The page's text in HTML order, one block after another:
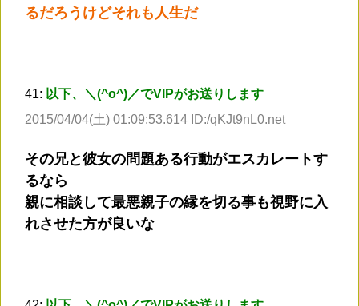
るだろうけどそれも人生だ
41: 以下、＼(^o^)／でVIPがお送りします
2015/04/04(土) 01:09:53.614 ID:/qKJt9nL0.net
その兄と彼女の問題ある行動がエスカレートす
るなら
親に相談して最悪親子の縁を切る事も視野に入
れさせた方が良いな